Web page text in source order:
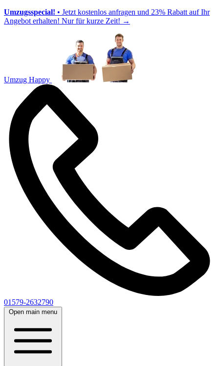
Umzugsspecial! • Jetzt kostenlos anfragen und 23% Rabatt auf Ihr
Angebot erhalten! Nur für kurze Zeit! →
Umzug Happy
01579-2632790
Open main menu